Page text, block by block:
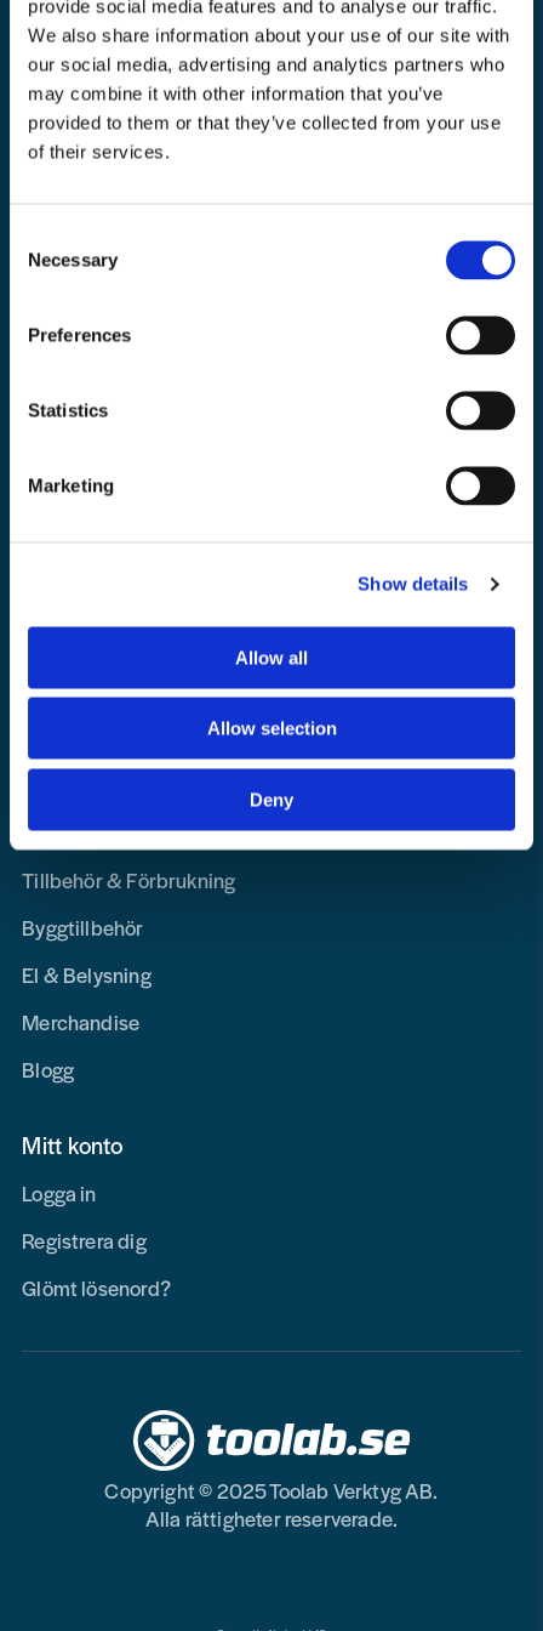
provide social media features and to analyse our traffic.
We also share information about your use of our site with
our social media, advertising and analytics partners who
may combine it with other information that you’ve
provided to them or that they’ve collected from your use
of their services.
Selection
Necessary
Preferences
Statistics
Marketing
Show details
Allow all
Allow selection
Deny
Toolab.se
010 - 199 00 00
Måndag-Fredag 08.00-15:00
info@toolab.se
Information
Kontakta oss
Om Toolab
Navigation
Maskin, Laser & Handverktyg
Personligt Skydd & Kläder
Hem, Skog & Trädgård
Tillbehör & Förbrukning
Byggtillbehör
El & Belysning
Merchandise
Blogg
Mitt konto
Logga in
Registrera dig
Glömt lösenord?
Copyright © 2025 Toolab Verktyg AB.
Alla rättigheter reserverade.